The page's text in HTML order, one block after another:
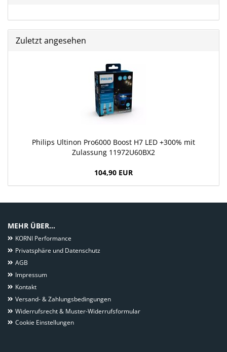
Zuletzt angesehen
Philips Ultinon Pro6000 Boost H7 LED +300% mit
Zulassung 11972U60BX2
104,90 EUR
MEHR ÜBER...
KORNI Performance
Privatsphäre und Datenschutz
AGB
Impressum
Kontakt
Versand- & Zahlungsbedingungen
Widerrufsrecht & Muster-Widerrufsformular
Cookie Einstellungen